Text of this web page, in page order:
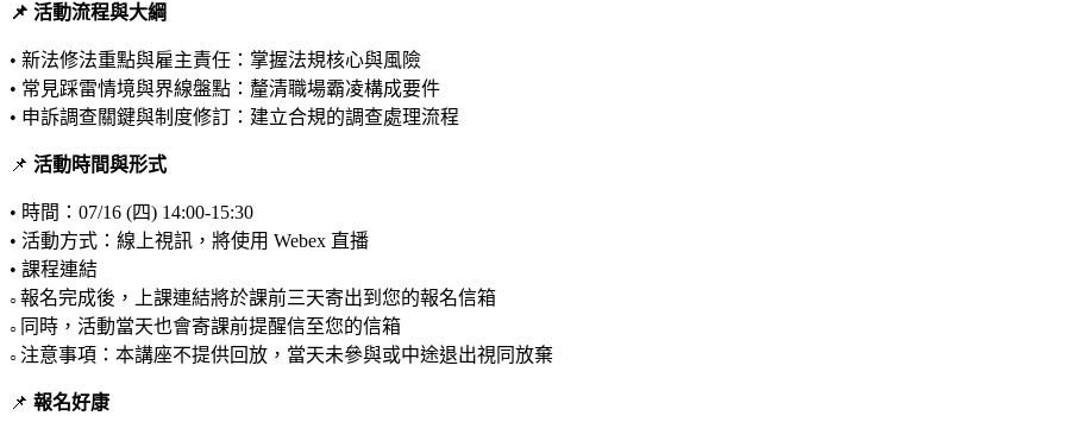
📌 活動流程與大綱
• 新法修法重點與雇主責任：掌握法規核心與風險
• 常見踩雷情境與界線盤點：釐清職場霸凌構成要件
• 申訴調查關鍵與制度修訂：建立合規的調查處理流程
📌 活動時間與形式
• 時間：07/16 (四) 14:00-15:30
• 活動方式：線上視訊，將使用 Webex 直播
• 課程連結
○ 報名完成後，上課連結將於課前三天寄出到您的報名信箱
○ 同時，活動當天也會寄課前提醒信至您的信箱
○ 注意事項：本講座不提供回放，當天未參與或中途退出視同放棄
📌 報名好康